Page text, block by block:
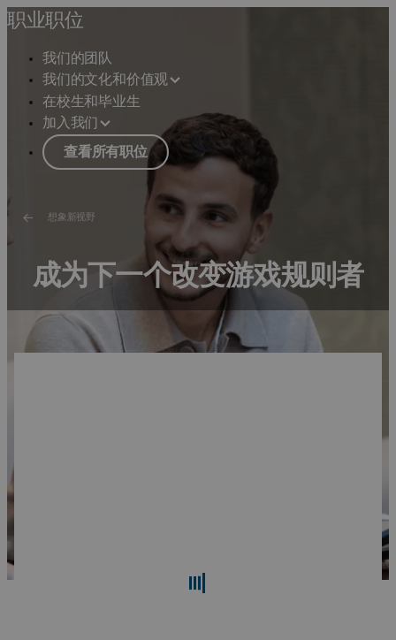
职业职位
我们的团队
我们的文化和价值观
在校生和毕业生
加入我们
查看所有职位
想象新视野
成为下一个改变游戏规则者